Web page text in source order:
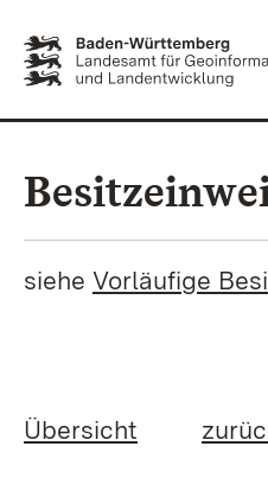
siehe Vorläufige
Übersicht